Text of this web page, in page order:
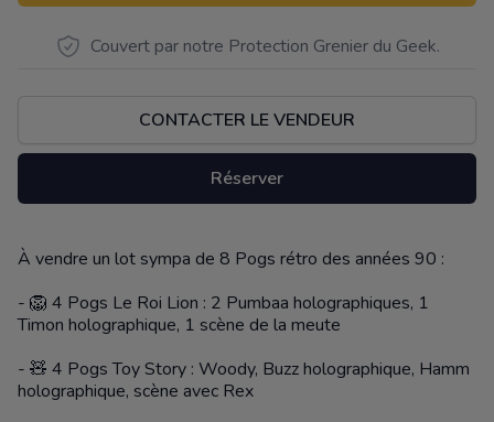
Couvert par notre Protection Grenier du Geek.
CONTACTER LE VENDEUR
Réserver
Description
À vendre un lot sympa de 8 Pogs rétro des années 90 :
- 🦁 4 Pogs Le Roi Lion : 2 Pumbaa holographiques, 1
Timon holographique, 1 scène de la meute
- 🧸 4 Pogs Toy Story : Woody, Buzz holographique, Hamm
holographique, scène avec Rex